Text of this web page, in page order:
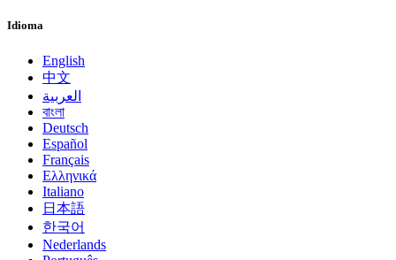
Idioma
English
中文
العربية
বাংলা
Deutsch
Español
Français
Ελληνικά
Italiano
日本語
한국어
Nederlands